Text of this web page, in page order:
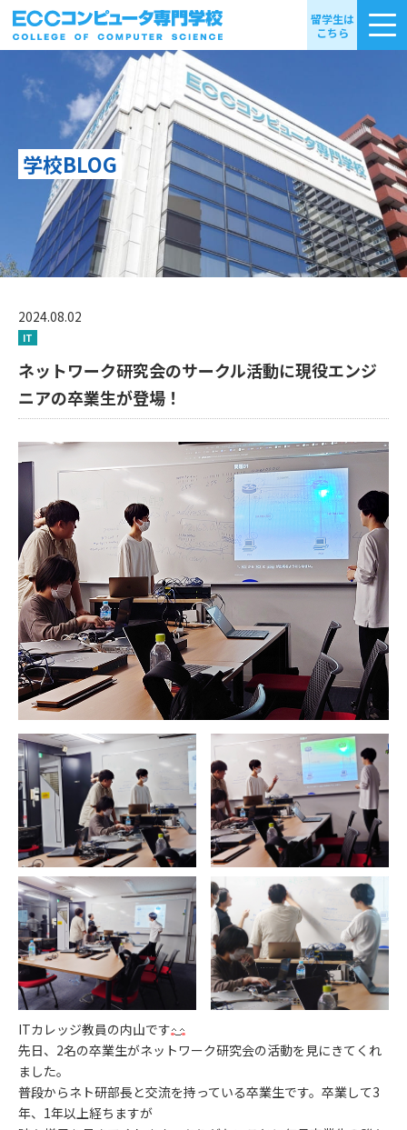
留学生は
こちら
学校BLOG
2024.08.02
IT
ネットワーク研究会のサークル活動に現役エンジ
ニアの卒業生が登場！
ITカレッジ教員の内山です
先日、2名の卒業生がネットワーク研究会の活動を見にきてくれ
ました。
普段からネト研部長と交流を持っている卒業生です。卒業して3
年、1年以上経ちますが